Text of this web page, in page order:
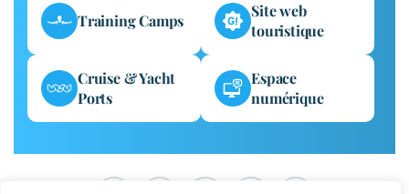
Training Camps
Site web
touristique
Cruise & Yacht
Ports
Espace
numérique